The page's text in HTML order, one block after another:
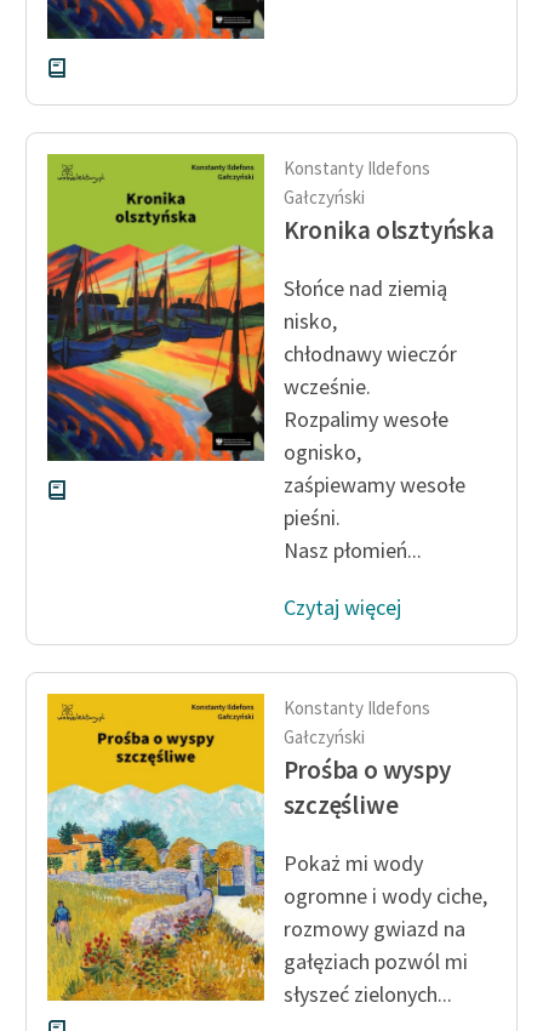
Konstanty Ildefons
Gałczyński
Kronika olsztyńska
Słońce nad ziemią
nisko,
chłodnawy wieczór
wcześnie.
Rozpalimy wesołe
ognisko,
zaśpiewamy wesołe
pieśni.
Nasz płomień...
Czytaj więcej
Konstanty Ildefons
Gałczyński
Prośba o wyspy
szczęśliwe
Pokaż mi wody
ogromne i wody ciche,
rozmowy gwiazd na
gałęziach pozwól mi
słyszeć zielonych...